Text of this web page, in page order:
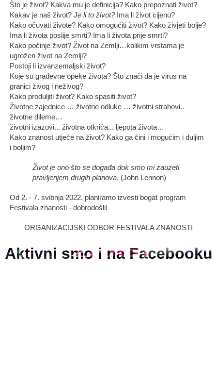
Što je život? Kakva mu je definicija? Kako prepoznati život?
Kakav je naš život?Je li to život?Ima li život cijenu?
Kako očuvati živote? Kako omogućiti život? Kako živjeti bolje?
Ima li života poslije smrti? Ima li života prije smrti?
Kako počinje život? Život na Zemlji…kolikim vrstama je
ugrožen život na Zemlji?
Postoji li izvanzemaljski život?
Koje su građevne opeke života? Što znači da je virus na
granici živog i neživog?
Kako produljiti život? Kako spasiti život?
Životne zajednice … životne odluke … životni strahovi..
životne dileme…
životni izazovi... životna otkrića... ljepota života…
Kako znanost utječe na život? Kako ga čini i mogućim i duljim
i boljim?
Život je ono što se događa dok smo mi zauzeti
pravljenjem drugih planova. (John Lennon)
Od 2. - 7. svibnja 2022. planiramo izvesti bogat program
Festivala znanosti - dobrodošli!
ORGANIZACIJSKI ODBOR FESTIVALA ZNANOSTI
Aktivni smo i na Facebooku